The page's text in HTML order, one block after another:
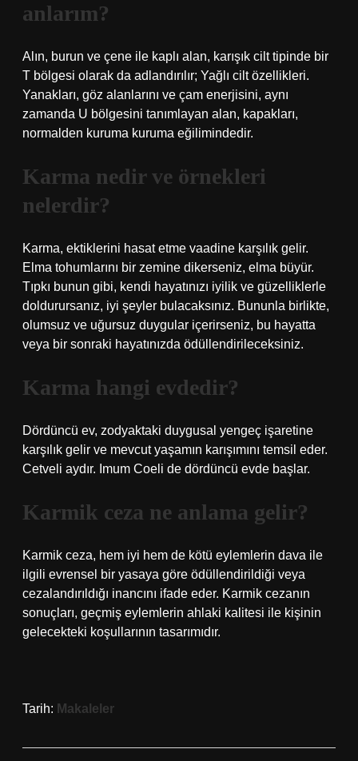
anlarım?
Alın, burun ve çene ile kaplı alan, karışık cilt tipinde bir
T bölgesi olarak da adlandırılır; Yağlı cilt özellikleri.
Yanakları, göz alanlarını ve çam enerjisini, aynı
zamanda U bölgesini tanımlayan alan, kapakları,
normalden kuruma kuruma eğilimindedir.
Karma nedir ve örnekleri
nelerdir?
Karma, ektiklerini hasat etme vaadine karşılık gelir.
Elma tohumlarını bir zemine dikerseniz, elma büyür.
Tıpkı bunun gibi, kendi hayatınızı iyilik ve güzelliklerle
doldurursanız, iyi şeyler bulacaksınız. Bununla birlikte,
olumsuz ve uğursuz duygular içerirseniz, bu hayatta
veya bir sonraki hayatınızda ödüllendirileceksiniz.
Karma hangi evdedir?
Dördüncü ev, zodyaktaki duygusal yengeç işaretine
karşılık gelir ve mevcut yaşamın karışımını temsil eder.
Cetveli aydır. Imum Coeli de dördüncü evde başlar.
Karmik ceza ne anlama gelir?
Karmik ceza, hem iyi hem de kötü eylemlerin dava ile
ilgili evrensel bir yasaya göre ödüllendirildiği veya
cezalandırıldığı inancını ifade eder. Karmik cezanın
sonuçları, geçmiş eylemlerin ahlaki kalitesi ile kişinin
gelecekteki koşullarının tasarımıdır.
Tarih: Makaleler